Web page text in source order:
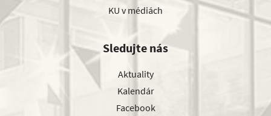
KU v médiách
Sledujte nás
Aktuality
Kalendár
Facebook